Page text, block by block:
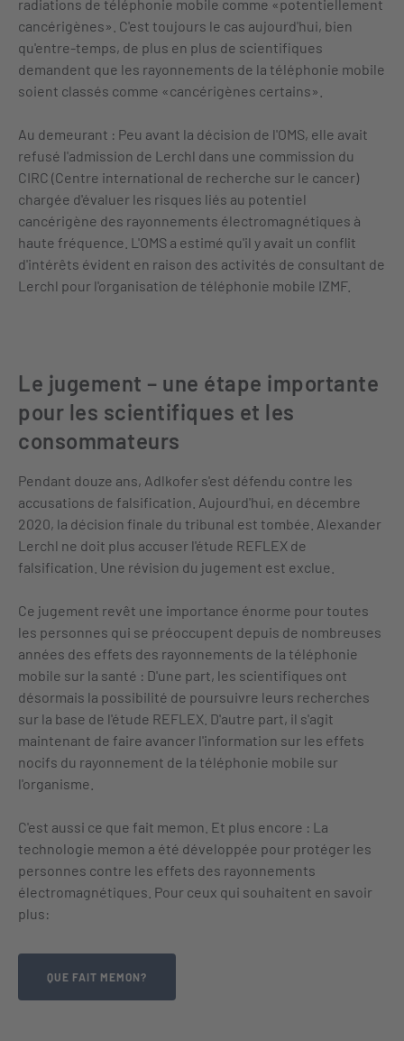
radiations de téléphonie mobile comme «potentiellement
cancérigènes». C'est toujours le cas aujourd'hui, bien
qu'entre-temps, de plus en plus de scientifiques
demandent que les rayonnements de la téléphonie mobile
soient classés comme «cancérigènes certains».
Au demeurant : Peu avant la décision de l'OMS, elle avait
refusé l'admission de Lerchl dans une commission du
CIRC (Centre international de recherche sur le cancer)
chargée d'évaluer les risques liés au potentiel
cancérigène des rayonnements électromagnétiques à
haute fréquence. L'OMS a estimé qu'il y avait un conflit
d'intérêts évident en raison des activités de consultant de
Lerchl pour l'organisation de téléphonie mobile IZMF.
Le jugement – une étape importante
pour les scientifiques et les
consommateurs
Pendant douze ans, Adlkofer s'est défendu contre les
accusations de falsification. Aujourd'hui, en décembre
2020, la décision finale du tribunal est tombée. Alexander
Lerchl ne doit plus accuser l'étude REFLEX de
falsification. Une révision du jugement est exclue.
Ce jugement revêt une importance énorme pour toutes
les personnes qui se préoccupent depuis de nombreuses
années des effets des rayonnements de la téléphonie
mobile sur la santé : D'une part, les scientifiques ont
désormais la possibilité de poursuivre leurs recherches
sur la base de l'étude REFLEX. D'autre part, il s'agit
maintenant de faire avancer l'information sur les effets
nocifs du rayonnement de la téléphonie mobile sur
l'organisme.
C'est aussi ce que fait memon. Et plus encore : La
technologie memon a été développée pour protéger les
personnes contre les effets des rayonnements
électromagnétiques. Pour ceux qui souhaitent en savoir
plus:
QUE FAIT MEMON?